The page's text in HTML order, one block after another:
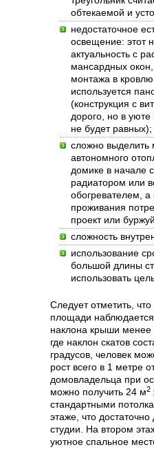
обтекаемой и
недостаточное
освещение: этот
актуальность с
мансардных
монтажа в
используется
(конструкция с
дорого, но в уюте
не будет равных);
сложно выделить
автономного
домике в начале
радиатором или
обогревателем, а
проживания
проект или
сложность
использование
большой длины
использовать
Следует отметить,
площади
наклона крыши менее
где наклон скатов
градусов, человек
рост всего в 1 метре
домовладельца при
можно получить 24 м2
стандартными
этаже, что
студии. На втором
уютное спальное